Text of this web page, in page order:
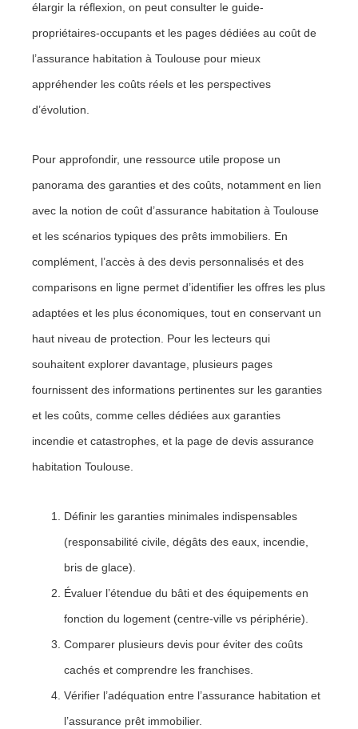
élargir la réflexion, on peut consulter le guide-
propriétaires-occupants et les pages dédiées au coût de
l’assurance habitation à Toulouse pour mieux
appréhender les coûts réels et les perspectives
d’évolution.
Pour approfondir, une ressource utile propose un
panorama des garanties et des coûts, notamment en lien
avec la notion de coût d’assurance habitation à Toulouse
et les scénarios typiques des prêts immobiliers. En
complément, l’accès à des devis personnalisés et des
comparisons en ligne permet d’identifier les offres les plus
adaptées et les plus économiques, tout en conservant un
haut niveau de protection. Pour les lecteurs qui
souhaitent explorer davantage, plusieurs pages
fournissent des informations pertinentes sur les garanties
et les coûts, comme celles dédiées aux garanties
incendie et catastrophes, et la page de devis assurance
habitation Toulouse.
Définir les garanties minimales indispensables
(responsabilité civile, dégâts des eaux, incendie,
bris de glace).
Évaluer l’étendue du bâti et des équipements en
fonction du logement (centre-ville vs périphérie).
Comparer plusieurs devis pour éviter des coûts
cachés et comprendre les franchises.
Vérifier l’adéquation entre l’assurance habitation et
l’assurance prêt immobilier.